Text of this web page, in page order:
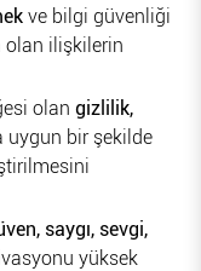
ve bilgi güvenliği
ilişkilerin
olan gizlilik,
uygun bir şekilde
saygı, sevgi,
yüksek